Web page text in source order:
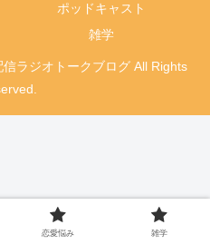
ポッドキャスト
雑学
ラジオトークブログ All Rights
恋愛悩み 雑学